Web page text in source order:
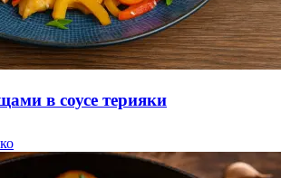
в соусе терияки